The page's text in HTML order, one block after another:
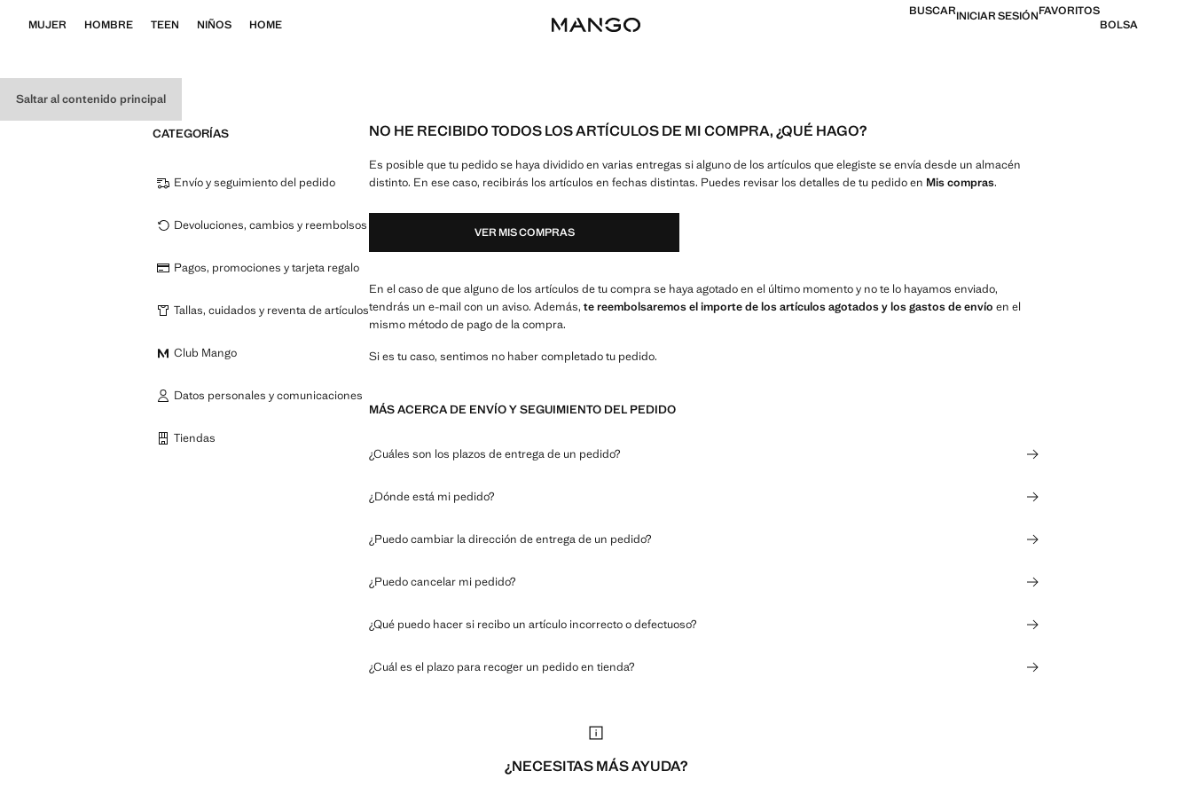
Saltar al contenido principal
MUJER HOMBRE TEEN NIÑOS HOME
BUSCARINICIAR SESIÓNFAVORITOS
BOLSA
NO HE RECIBIDO TODOS LOS ARTÍCULOS DE MI COMPRA, ¿QUÉ HAGO?
Es posible que tu pedido se haya dividido en varias entregas si alguno de los artículos que elegiste se envía desde un almacén
distinto. En ese caso, recibirás los artículos en fechas distintas. Puedes revisar los detalles de tu pedido en Mis compras.
VER MIS COMPRAS
En el caso de que alguno de los artículos de tu compra se haya agotado en el último momento y no te lo hayamos enviado,
tendrás un e-mail con un aviso. Además, te reembolsaremos el importe de los artículos agotados y los gastos de envío en el
mismo método de pago de la compra.
Si es tu caso, sentimos no haber completado tu pedido.
MÁS ACERCA DE ENVÍO Y SEGUIMIENTO DEL PEDIDO
¿Cuáles son los plazos de entrega de un pedido?
¿Dónde está mi pedido?
¿Puedo cambiar la dirección de entrega de un pedido?
¿Puedo cancelar mi pedido?
¿Qué puedo hacer si recibo un artículo incorrecto o defectuoso?
¿Cuál es el plazo para recoger un pedido en tienda?
CATEGORÍAS
Envío y seguimiento del pedido
Devoluciones, cambios y reembolsos
Pagos, promociones y tarjeta regalo
Tallas, cuidados y reventa de artículos
Club Mango
Datos personales y comunicaciones
Tiendas
¿NECESITAS MÁS AYUDA?